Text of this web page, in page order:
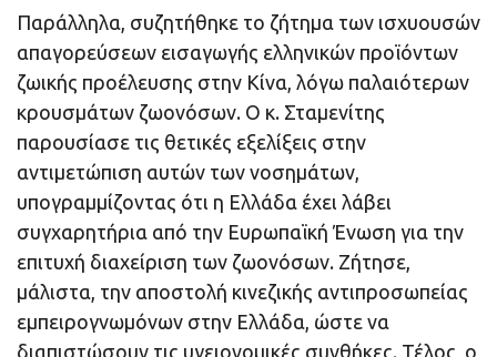
Παράλληλα, συζητήθηκε το ζήτημα των ισχυουσών
απαγορεύσεων εισαγωγής ελληνικών προϊόντων
ζωικής προέλευσης στην Κίνα, λόγω παλαιότερων
κρουσμάτων ζωονόσων. Ο κ. Σταμενίτης
παρουσίασε τις θετικές εξελίξεις στην
αντιμετώπιση αυτών των νοσημάτων,
υπογραμμίζοντας ότι η Ελλάδα έχει λάβει
συγχαρητήρια από την Ευρωπαϊκή Ένωση για την
επιτυχή διαχείριση των ζωονόσων. Ζήτησε,
μάλιστα, την αποστολή κινεζικής αντιπροσωπείας
εμπειρογνωμόνων στην Ελλάδα, ώστε να
διαπιστώσουν τις υγειονομικές συνθήκες. Τέλος, ο